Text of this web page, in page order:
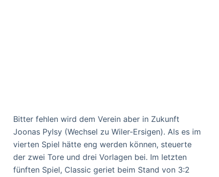
Bitter fehlen wird dem Verein aber in Zukunft
Joonas Pylsy (Wechsel zu Wiler-Ersigen). Als es im
vierten Spiel hätte eng werden können, steuerte
der zwei Tore und drei Vorlagen bei. Im letzten
fünften Spiel, Classic geriet beim Stand von 3:2